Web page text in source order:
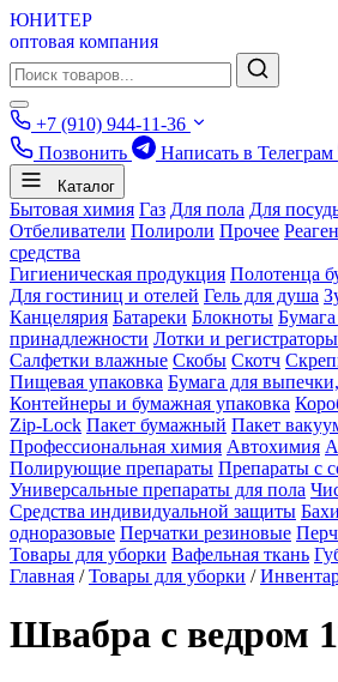
ЮНИТЕР
оптовая компания
+7 (910) 944-11-36
Позвонить
Написать в Телеграм
Каталог
Бытовая химия Газ Для пола Для
Отбеливатели Полироли Прочее
средства
Гигиеническая продукция Полотенца
Для гостиниц и отелей Гель для душа
Канцелярия Батареки Блокноты
принадлежности Лотки и регистраторы
Салфетки влажные Скобы Скотч
Пищевая упаковка Бумага для
Контейнеры и бумажная упаковка
Zip-Lock Пакет бумажный Пакет
Профессиональная химия Автохимия
Полирующие препараты Препараты с
Универсальные препараты для пола
Средства индивидуальной защиты
одноразовые Перчатки резиновые
Товары для уборки Вафельная ткань
Главная /Товары для уборки /
Швабра с ведром